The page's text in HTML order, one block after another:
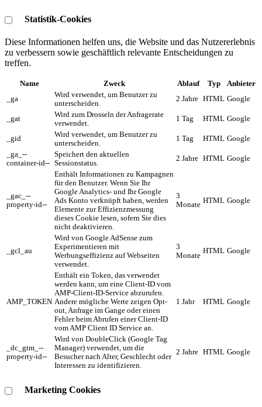
Statistik-Cookies
Diese Informationen helfen uns, die Website und das Nutzererlebnis
zu verbessern sowie geschäftlich relevante Entscheidungen zu
treffen.
Name Zweck Ablauf Typ
Anbieter
_ga
Wird verwendet, um Benutzer zu
unterscheiden.
2 Jahre HTML Google
_gat
Wird zum Drosseln der Anfragerate
verwendet.
1 Tag HTML Google
_gid
Wird verwendet, um Benutzer zu
unterscheiden.
1 Tag HTML Google
_ga_--
container-id--
Speichert den aktuellen
Sessionstatus.
2 Jahre HTML Google
_gac_--
property-id--
Enthält Informationen zu Kampagnen
für den Benutzer. Wenn Sie Ihr
Google Analytics- und Ihr Google
Ads Konto verknüpft haben, werden
Elemente zur Effizienzmessung
dieses Cookie lesen, sofern Sie dies
nicht deaktivieren.
3
Monate HTML Google
_gcl_au
Wird von Google AdSense zum
Experimentieren mit
Werbungseffizienz auf Webseiten
verwendet.
3
Monate
HTML Google
AMP_TOKEN
Enthält ein Token, das verwendet
werden kann, um eine Client-ID vom
AMP-Client-ID-Service abzurufen.
Andere mögliche Werte zeigen Opt-
out, Anfrage im Gange oder einen
Fehler beim Abrufen einer Client-ID
vom AMP Client ID Service an.
1 Jahr HTML Google
_dc_gtm_--
property-id--
Wird von DoubleClick (Google Tag
Manager) verwendet, um die
Besucher nach Alter, Geschlecht oder
Interessen zu identifizieren.
2 Jahre HTML Google
Marketing Cookies